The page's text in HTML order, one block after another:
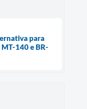
para
140 e BR-